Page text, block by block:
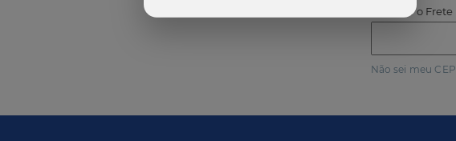
Calcular o Frete
Não sei meu CEP